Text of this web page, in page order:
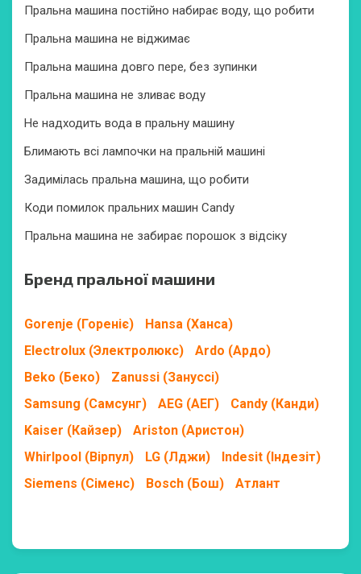
Пральна машина постійно набирає воду, що робити
Пральна машина не віджимає
Пральна машина довго пере, без зупинки
Пральна машина не зливає воду
Не надходить вода в пральну машину
Блимають всі лампочки на пральній машині
Задимілась пральна машина, що робити
Коди помилок пральних машин Candy
Пральна машина не забирає порошок з відсіку
Бренд пральної машини
Gorenje (Гореніє)
Hansa (Ханса)
Electrolux (Электролюкс)
Ardo (Ардо)
Beko (Беко)
Zanussi (Зануссі)
Samsung (Самсунг)
AEG (АЕГ)
Candy (Канди)
Kaiser (Кайзер)
Ariston (Аристон)
Whirlpool (Вірпул)
LG (Лджи)
Indesit (Індезіт)
Siemens (Сіменс)
Bosch (Бош) Атлант